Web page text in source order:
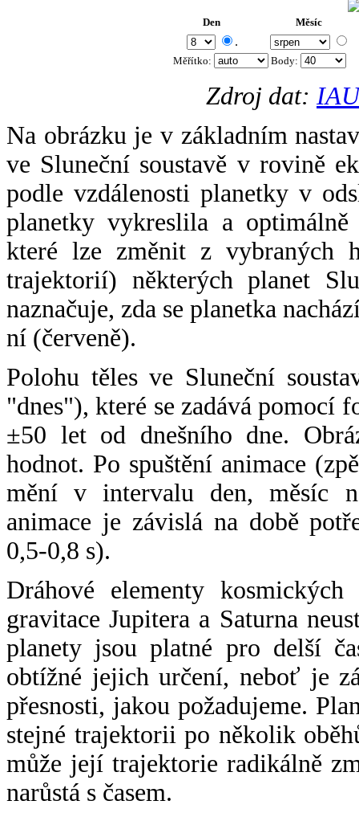
Den Měsíc
.
Měřítko: Body:
Zdroj dat:
Na obrázku je v základním
ve Sluneční soustavě v rovině
podle vzdálenosti planetky v
planetky vykreslila a
které lze změnit z vybraných
trajektorií) některých planet
naznačuje, zda se planetka
ní (červeně).
Polohu těles ve Sluneční
"dnes"), které se zadává pomocí
±50 let od dnešního dne.
hodnot. Po spuštění animace
mění v intervalu den, měsíc
animace je závislá na době
0,5-0,8 s).
Dráhové elementy
gravitace Jupitera a Saturna
planety jsou platné pro delší
obtížné jejich určení, neboť je
přesnosti, jakou požadujeme.
stejné trajektorii po několik
může její trajektorie radikálně
narůstá s časem.